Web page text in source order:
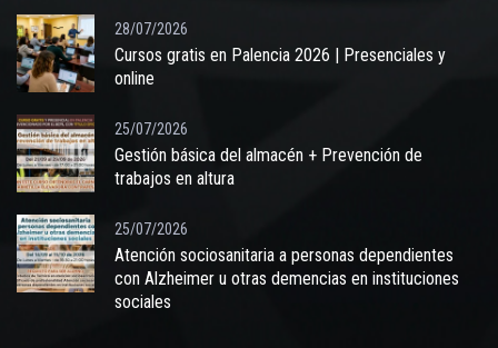
28/07/2026
Cursos gratis en Palencia 2026 | Presenciales y
online
25/07/2026
Gestión básica del almacén + Prevención de
trabajos en altura
25/07/2026
Atención sociosanitaria a personas dependientes
con Alzheimer u otras demencias en instituciones
sociales